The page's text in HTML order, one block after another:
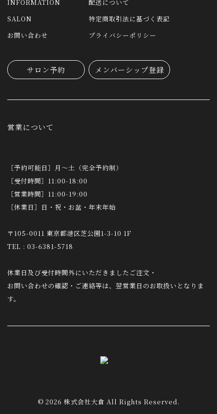
INFORMATION
SALON
お問い合わせ
サロン予約
配送について
特定商取引法に基づく表記
プライバシーポリシー
メンバーシップ登録
営業について
［予約可能日］月～土（完全予約制）
［受付時間］11:00-18:00
［営業時間］11:00-19:00
［休業日］日・祝・お盆・年末年始
〒105-0011 東京都港区芝公園1-3-10 1F
TEL : 03-6381-5718
休業日及び受付時間外にいただきましたご注文・
お問い合わせの確認・ご連絡等は、翌営業日のお取扱いとなりま
す。
© 2026 株式会社大倉 All Rights Reserved.